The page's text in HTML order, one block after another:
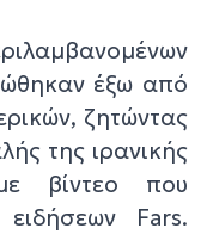
έξω από
ζητώντας
της ιρανικής
βίντεο που
Fars.